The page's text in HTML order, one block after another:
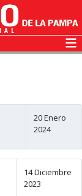
20 Enero
2024
14 Diciembre
2023